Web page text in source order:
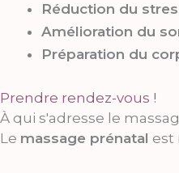
Réduction du
Amélioration du
Préparation du
Prendre rendez-vous !
À qui s'adresse le
Le massage prénatal est